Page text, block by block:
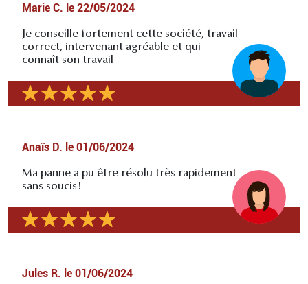
Marie C. le 22/05/2024
Je conseille fortement cette société, travail
correct, intervenant agréable et qui
connaît son travail
Anaïs D. le 01/06/2024
Ma panne a pu être résolu très rapidement
sans soucis!
Jules R. le 01/06/2024